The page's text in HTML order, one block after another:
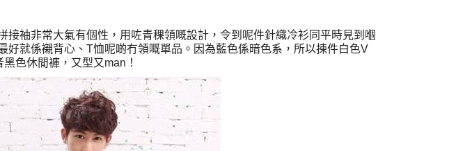
接袖非常大氣有個性，用咗青稞領嘅設計，令到呢件針織冷衫同平時見到嗰
好就係襯背心、T恤呢啲冇領嘅單品。因為藍色係暗色系，所以揀件白色V
色休閒褲，又型又man！